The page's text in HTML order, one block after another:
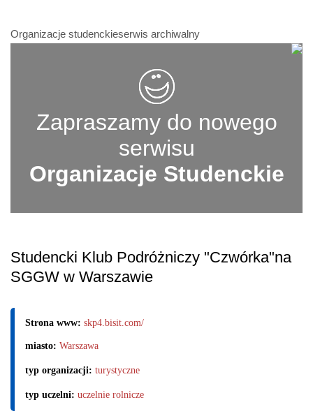
Organizacje studenckieserwis archiwalny
Zapraszamy do nowego
serwisu
Organizacje Studenckie
Studencki Klub Podróżniczy "Czwórka"na
SGGW w Warszawie
Strona www: skp4.bisit.com/
miasto: Warszawa
typ organizacji: turystyczne
typ uczelni: uczelnie rolnicze